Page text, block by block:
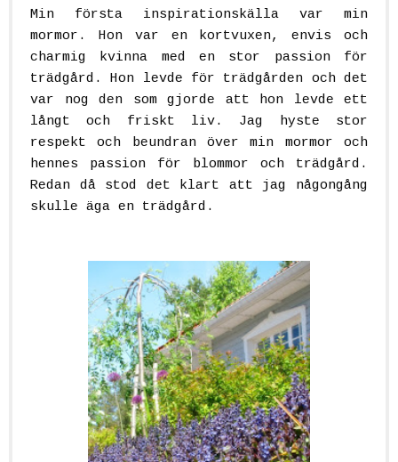
Min första inspirationskälla var min
mormor. Hon var en kortvuxen, envis och
charmig kvinna med en stor passion för
trädgård. Hon levde för trädgården och det
var nog den som gjorde att hon levde ett
långt och friskt liv. Jag hyste stor
respekt och beundran över min mormor och
hennes passion för blommor och trädgård.
Redan då stod det klart att jag någongång
skulle äga en trädgård.